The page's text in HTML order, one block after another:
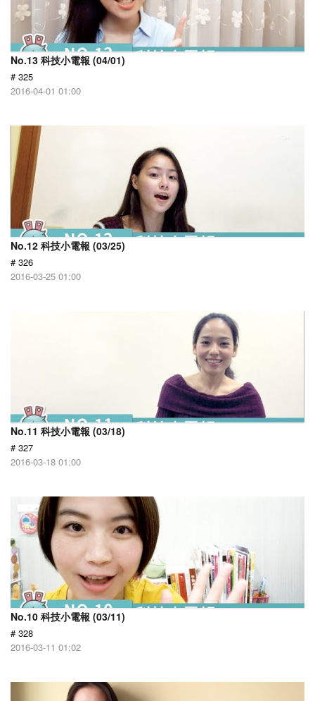
No.13 科技小電報 (04/01)
# 325
2016-04-01 01:00
No.12 科技小電報 (03/25)
# 326
2016-03-25 01:00
No.11 科技小電報 (03/18)
# 327
2016-03-18 01:00
No.10 科技小電報 (03/11)
# 328
2016-03-11 01:02